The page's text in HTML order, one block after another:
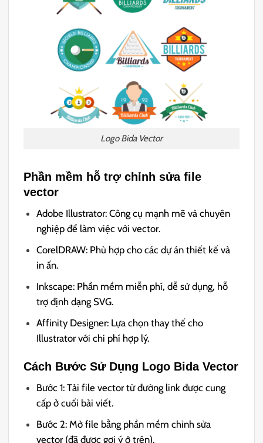
Logo Bida Vector
Phần mềm hỗ trợ chỉnh sửa file
vector
Adobe Illustrator: Công cụ mạnh mẽ và chuyên
nghiệp để làm việc với vector.
CorelDRAW: Phù hợp cho các dự án thiết kế và
in ấn.
Inkscape: Phần mềm miễn phí, dễ sử dụng, hỗ
trợ định dạng SVG.
Affinity Designer: Lựa chọn thay thế cho
Illustrator với chi phí hợp lý.
Cách Bước Sử Dụng Logo Bida Vector
Bước 1: Tải file vector từ đường link được cung
cấp ở cuối bài viết.
Bước 2: Mở file bằng phần mềm chỉnh sửa
vector (đã được gợi ý ở trên).